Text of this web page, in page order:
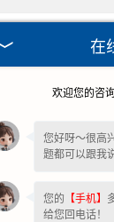
在
欢迎您的咨
您好呀～很高
题都可以跟我
您的 【手机】
给您回电话！